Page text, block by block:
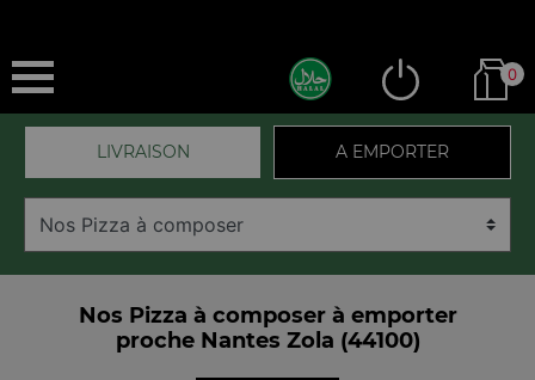
0
LIVRAISON A EMPORTER
Nos Pizza à composer à emporter
proche Nantes Zola (44100)